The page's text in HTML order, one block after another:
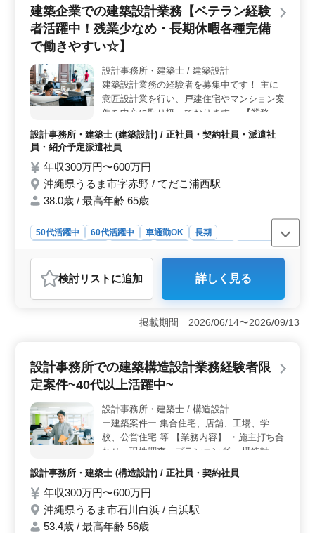
ンです。 ＜業務内容＞ 民間・公共施設を中心にし
た建築の意匠設計業務を担当します。具体的な業務は、
施主との打ち合わせから現地調査、プランニング、基本
設計、実施設計、積算、確認申請、書類作成、施工会社
選定、設計監理など多岐にわたります。CAD操作の経験
を活かして、やりがいのあるプロジェクトに取り組むこ
とができます。 ＜応募要件＞ 必須の資格は2級建築
士以上と普通自動車運転免許。また、建築設計業務経験6
スキルアップを目指す方、新しい環境で活躍したい方に
最適な求人です。
建築企業での建築設計業務【ベテラン経験
者活躍中！残業少なめ・長期休暇各種完備
で働きやすい☆】
設計事務所・建築士 / 建築設計
建築設計業務の経験者を募集中です！ 主に
意匠設計業を行い、戸建住宅やマンション案
件を中心に取り扱っております。 【業務内
ニング ・基本設計、実施設計、積算 ・確認
申請、各種書類作成、施工会社選定、設計監
理 等 ・CAD操作あり ◯備考 作業着支給！
交通費全額支給、マイカー通勤OK◎ 残業少
なめ、長期休暇もしっかり完備☆ 50代、60
募、お待ちしております！
設計事務所・建築士 (建築設計) / 正社員・契約社員・派遣社
員・紹介予定派遣社員
年収300万円〜600万円
沖縄県うるま市字赤野 / てだこ浦西駅
38.0歳 / 最高年齢 65歳
50代活躍中 60代活躍中 車通勤OK
長期
派遣社員
設計事務所・建築士
おすすめポイント
＜ベテラン経験者の活躍と働きやすい環境＞ 建築企業
において、経験豊富な方々が活躍できる環境を整えてい
ます。残業が少なく、長期休暇も充実しており、ワーク
す。 ＜幅広い業務内容＞ 意匠設計業務を中心に、
戸建住宅やマンション案件など幅広いプロジェクトに携
計監理まで一貫して業務を担当し、経験を活かしながら
スキルアップを図れます。 ＜充実の福利厚生＞ 作
業着の支給や交通費全額支給、マイカー通勤の可否な
ど、働く上でのサポートが充実しています。さらに、賞
い職場環境です。
検討リスト に追加 詳しく見る
掲載期間 2026/06/14〜2026/09/13
設計事務所での建築構造設計業務経験者限
定案件~40代以上活躍中~
設計事務所・建築士 / 構造設計
ー建築案件ー 集合住宅、店舗、工場、学
校、公営住宅 等 【業務内容】 ・施主打ち合
わせ、現地調査、プランニング ・構造計
作成、施工会社選定、設計監理 等 ・CAD操
作あり ◯備考 交通費支給 資格手当支給 車
通勤可能 ー歓迎ー ＊40代以上建築設計業務
経験者 ＊1級建築士 ご応募お待ちしており
設計事務所・建築士 (構造設計) / 正社員・契約社員
年収300万円〜600万円
沖縄県うるま市石川白浜 / 白浜駅
53.4歳 / 最高年齢 56歳